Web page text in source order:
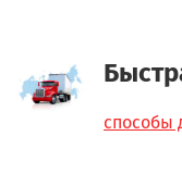
способы